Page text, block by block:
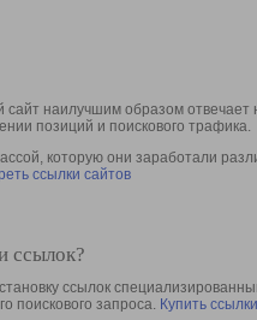
наилучшим образом
позиций и поискового трафика.
которую они заработали
ссылки сайтов
ссылок?
ссылок
поискового запроса. Купить